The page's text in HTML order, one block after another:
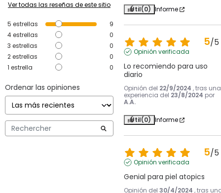
Ver todas las reseñas de este sitio
5 estrellas
9
4estrellas
0
3 estrellas
0
2estrellas
0
1 estrella 0
Ordenar las opiniones
Útil(0) Informe
5/5
Opinión verificada
Lo recomiendo para uso
diario
Opinión del 22/9/2024 , tras una
experiencia del 23/8/2024 por
A.A.
Útil(0) Informe
5/5
Opinión verificada
Genial para piel atopics
Opinión del 30/4/2024 , tras